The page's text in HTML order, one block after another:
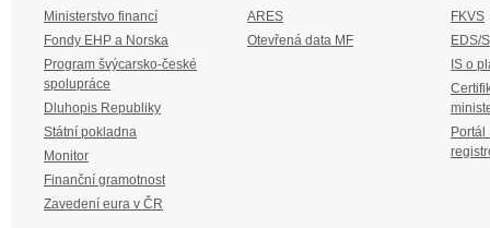
Ministerstvo financí
Fondy EHP a Norska
Program švýcarsko-české
spolupráce
Dluhopis Republiky
Státní pokladna
Monitor
Finanční gramotnost
Zavedení eura v ČR
ARES
Otevřená data MF
FKVS
EDS/
IS o
Portál